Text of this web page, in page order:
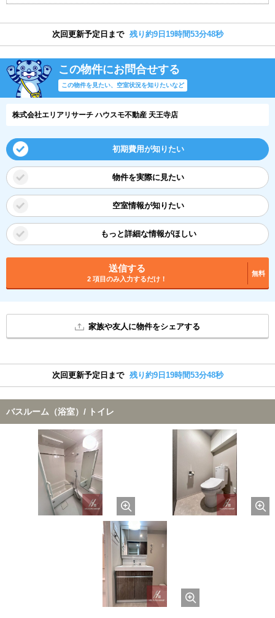
次回更新予定日まで 残り約9日19時間53分48秒
この物件にお問合せする
この物件を見たい、空室状況を知りたいなど
株式会社エリアリサーチ ハウスモ不動産 天王寺店
初期費用が知りたい
物件を実際に見たい
空室情報が知りたい
もっと詳細な情報がほしい
送信する
2 項目のみ入力するだけ！
無料
家族や友人に物件をシェアする
次回更新予定日まで 残り約9日19時間53分48秒
バスルーム（浴室）/ トイレ